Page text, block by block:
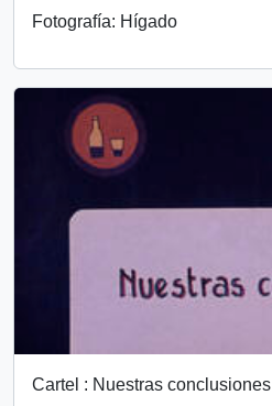
Fotografía: Hígado
Cartel : Nuestras conclusiones